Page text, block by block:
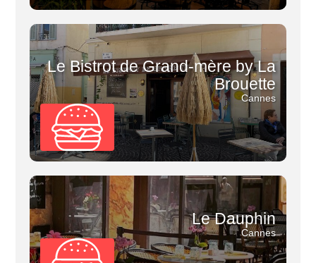
Le Bistrot de Grand-mère by La
Brouette
Cannes
Le Dauphin
Cannes